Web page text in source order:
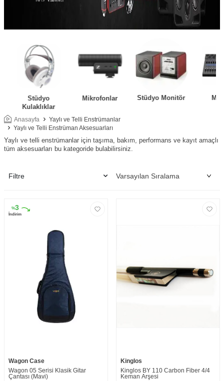
Stüdyo
Kulaklıklar
Mikrofonlar Stüdyo Monitör
Anasayfa
Yaylı ve Telli Enstrümanlar
Yaylı ve Telli Enstrüman Aksesuarları
Yaylı ve telli enstrümanlar için taşıma, bakım, performans ve kayıt amaçlı
tüm aksesuarları bu kategoride bulabilirsiniz.
Filtre
%3
İndirim
Wagon Case
Wagon 05 Serisi Klasik Gitar
Çantası (Mavi)
Kinglos
Kinglos BY 110 Carbon Fiber 4/4
Keman Arşesi